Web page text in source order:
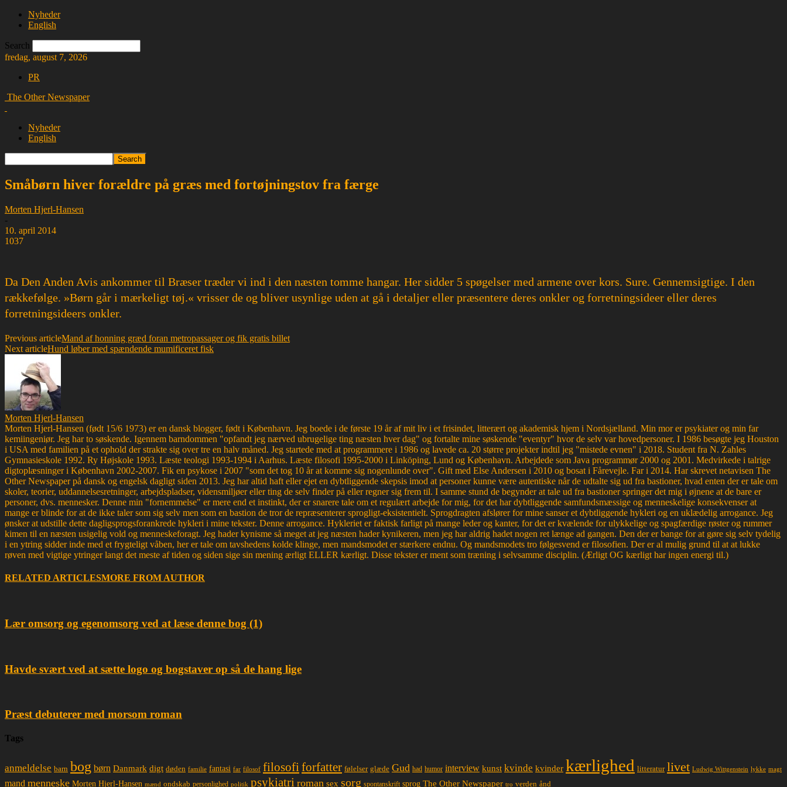
Nyheder
English
Search
fredag, august 7, 2026
PR
The Other Newspaper
Nyheder
English
Småbørn hiver forældre på græs med fortøjningstov fra færge
Morten Hjerl-Hansen
-
10. april 2014
1037
Da Den Anden Avis ankommer til Bræser træder vi ind i den næsten tomme hangar. Her sidder 5 spøgelser med armene over kors. Sure. Gennemsigtige. I den
rækkefølge. »Børn går i mærkeligt tøj.« vrisser de og bliver usynlige uden at gå i detaljer eller præsentere deres onkler og forretningsideer eller deres
forretningsideers onkler.
Previous articleMand af honning græd foran metropassager og fik gratis billet
Next articleHund løber med spændende mumificeret fisk
Morten Hjerl-Hansen
Morten Hjerl-Hansen (født 15/6 1973) er en dansk blogger, født i København. Jeg boede i de første 19 år af mit liv i et frisindet, litterært og akademisk hjem i Nordsjælland. Min mor er psykiater og min far
kemiingeniør. Jeg har to søskende. Igennem barndommen "opfandt jeg nærved ubrugelige ting næsten hver dag" og fortalte mine søskende "eventyr" hvor de selv var hovedpersoner. I 1986 besøgte jeg Houston
i USA med familien på et ophold der strakte sig over tre en halv måned. Jeg startede med at programmere i 1986 og lavede ca. 20 større projekter indtil jeg "mistede evnen" i 2018. Student fra N. Zahles
Gymnasieskole 1992. Ry Højskole 1993. Læste teologi 1993-1994 i Aarhus. Læste filosofi 1995-2000 i Linköping, Lund og København. Arbejdede som Java programmør 2000 og 2001. Medvirkede i talrige
digtoplæsninger i København 2002-2007. Fik en psykose i 2007 "som det tog 10 år at komme sig nogenlunde over". Gift med Else Andersen i 2010 og bosat i Fårevejle. Far i 2014. Har skrevet netavisen The
Other Newspaper på dansk og engelsk dagligt siden 2013. Jeg har altid haft eller ejet en dybtliggende skepsis imod at personer kunne være autentiske når de udtalte sig ud fra bastioner, hvad enten der er tale om
skoler, teorier, uddannelsesretninger, arbejdspladser, vidensmiljøer eller ting de selv finder på eller regner sig frem til. I samme stund de begynder at tale ud fra bastioner springer det mig i øjnene at de bare er
personer, dvs. mennesker. Denne min "fornemmelse" er mere end et instinkt, der er snarere tale om et regulært arbejde for mig, for det har dybtliggende samfundsmæssige og menneskelige konsekvenser at
mange er blinde for at de ikke taler som sig selv men som en bastion de tror de repræsenterer sprogligt-eksistentielt. Sprogdragten afslører for mine sanser et dybtliggende hykleri og en uklædelig arrogance. Jeg
ønsker at udstille dette dagligsprogsforankrede hykleri i mine tekster. Denne arrogance. Hykleriet er faktisk farligt på mange leder og kanter, for det er kvælende for ulykkelige og spagfærdige røster og rummer
kimen til en næsten usigelig vold og menneskeforagt. Jeg hader kynisme så meget at jeg næsten hader kynikeren, men jeg har aldrig hadet nogen ret længe ad gangen. Den der er bange for at gøre sig selv tydelig
i en ytring sidder inde med et frygteligt våben, her er tale om tavshedens kolde klinge, men mandsmodet er stærkere endnu. Og mandsmodets tro følgesvend er filosofien. Der er al mulig grund til at at lukke
røven med vigtige ytringer langt det meste af tiden og siden sige sin mening ærligt ELLER kærligt. Disse tekster er ment som træning i selvsamme disciplin. (Ærligt OG kærligt har ingen energi til.)
RELATED ARTICLESMORE FROM AUTHOR
Lær omsorg og egenomsorg ved at læse denne bog (1)
Havde svært ved at sætte logo og bogstaver op så de hang lige
Præst debuterer med morsom roman
Tags
anmeldelse barn bog børn Danmark digt døden familie fantasi far filosof filosofiforfatter følelser glæde Gud had humor interview kunst kvinde kvinder kærlighed litteratur livet Ludwig Wittgenstein lykke magt
mand menneske Morten Hjerl-Hansen mænd ondskab personlighed politik psykiatri roman sex sorg spontanskrift sprog The Other Newspaper tro verden ånd